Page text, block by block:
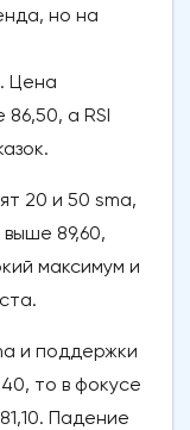
но на
Цена
а RSI
20 и 50 sma,
89,60,
максимум и
и поддержки
то в фокусе
Падение